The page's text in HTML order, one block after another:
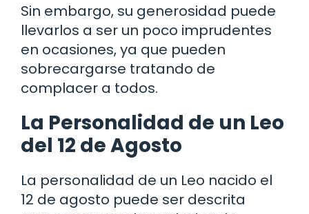
Sin embargo, su generosidad puede
llevarlos a ser un poco imprudentes
en ocasiones, ya que pueden
sobrecargarse tratando de
complacer a todos.
La Personalidad de un Leo
del 12 de Agosto
La personalidad de un Leo nacido el
12 de agosto puede ser descrita